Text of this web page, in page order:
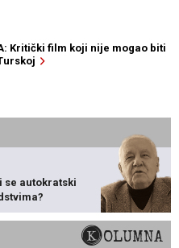
Kritički film koji nije mogao biti
se autokratski
KOLUMNA